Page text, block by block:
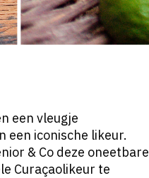
een vleugje
een iconische likeur.
& Co deze oneetbare
Curaçaolikeur te